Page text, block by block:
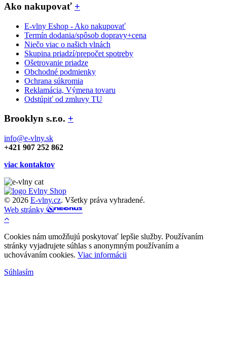
Ako nakupovať +
E-vlny Eshop - Ako nakupovať
Termín dodania/spôsob dopravy+cena
Niečo viac o našich vlnách
Skupina priadzí/prepočet spotreby
Ošetrovanie priadze
Obchodné podmienky
Ochrana súkromia
Reklamácia, Výmena tovaru
Odstúpiť od zmluvy TU
Brooklyn s.r.o. +
info@e-vlny.sk
+421 907 252 862
viac kontaktov
© 2026 E-vlny.cz. Všetky práva vyhradené.
Web stránky
Cookies nám umožňujú poskytovať lepšie služby. Používaním
stránky vyjadrujete súhlas s anonymným používaním a
uchovávaním cookies. Viac informácii
Súhlasím